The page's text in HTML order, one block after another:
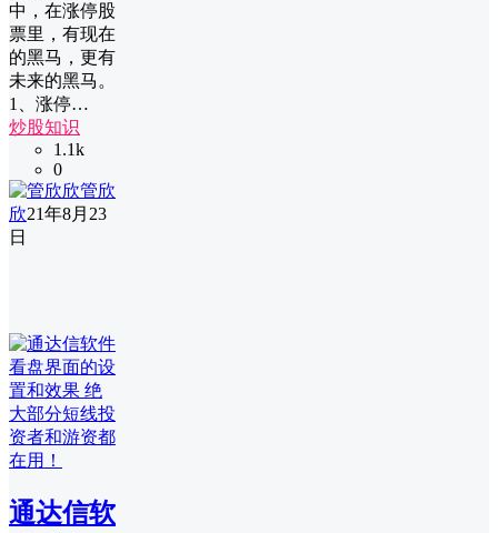
中，在涨停股
票里，有现在
的黑马，更有
未来的黑马。
1、涨停…
炒股知识
1.1k
0
管欣
欣21年8月23
日
通达信软